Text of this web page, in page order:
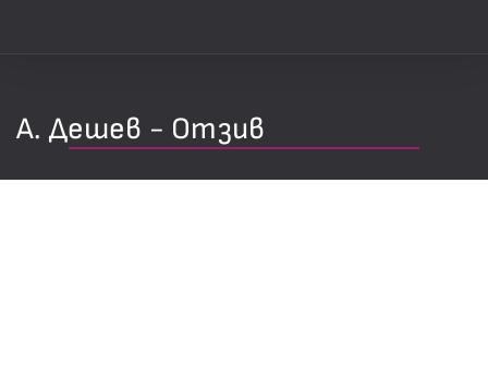
А. Дешев - Отзив